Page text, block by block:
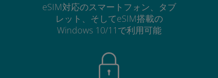
eSIM対応のスマートフォン、タブ
レット、そしてeSIM搭載の
Windows 10/11で利用可能